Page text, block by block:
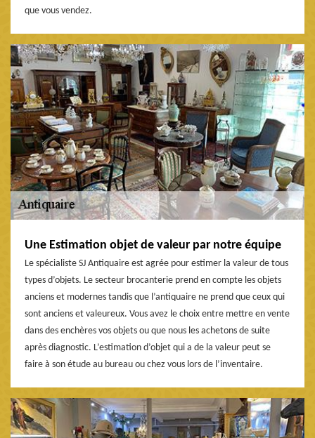
que vous vendez.
Une Estimation objet de valeur par notre équipe
Le spécialiste SJ Antiquaire est agrée pour estimer la valeur de tous
types d’objets. Le secteur brocanterie prend en compte les objets
anciens et modernes tandis que l’antiquaire ne prend que ceux qui
sont anciens et valeureux. Vous avez le choix entre mettre en vente
dans des enchères vos objets ou que nous les achetons de suite
après diagnostic. L’estimation d’objet qui a de la valeur peut se
faire à son étude au bureau ou chez vous lors de l’inventaire.